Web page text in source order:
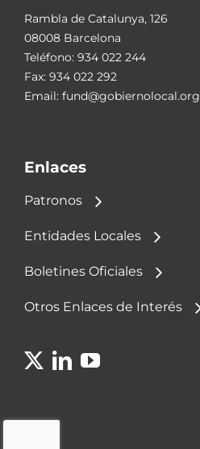
Rambla de Catalunya, 126
08008 Barcelona
Teléfono: 934 022 244
Fax: 934 022 292
Email: fund@gobiernolocal.org
Enlaces
Patronos
Entidades Locales
Boletines Oficiales
Otros Enlaces de Interés